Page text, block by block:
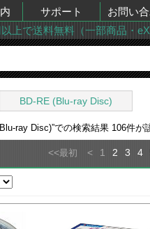
サポート お問い
上で送料無料（一部商品・
BD-RE (Blu-ray Disc)
ray Disc)”での検索結果 106件が
<<最初 < 1 2 3 4